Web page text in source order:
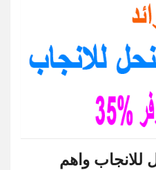
للانجاب واهم